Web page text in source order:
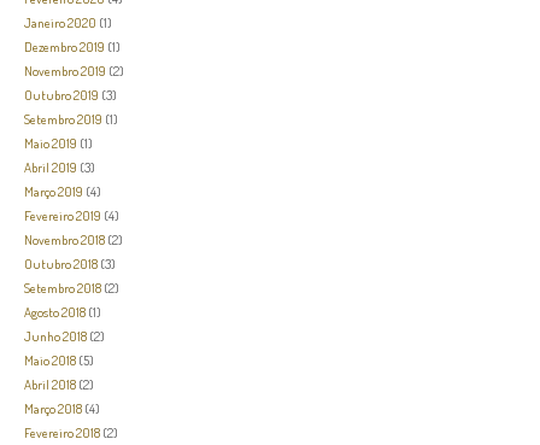
Janeiro 2020 (1)
Dezembro 2019 (1)
Novembro 2019 (2)
Outubro 2019 (3)
Setembro 2019 (1)
Maio 2019 (1)
Abril 2019 (3)
Março 2019 (4)
Fevereiro 2019 (4)
Novembro 2018 (2)
Outubro 2018 (3)
Setembro 2018 (2)
Agosto 2018 (1)
Junho 2018 (2)
Maio 2018 (5)
Abril 2018 (2)
Março 2018 (4)
Fevereiro 2018 (2)